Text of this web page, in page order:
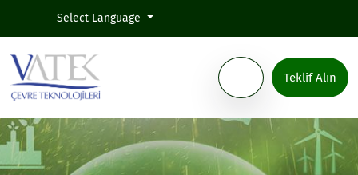
Select Language
Teklif Alın